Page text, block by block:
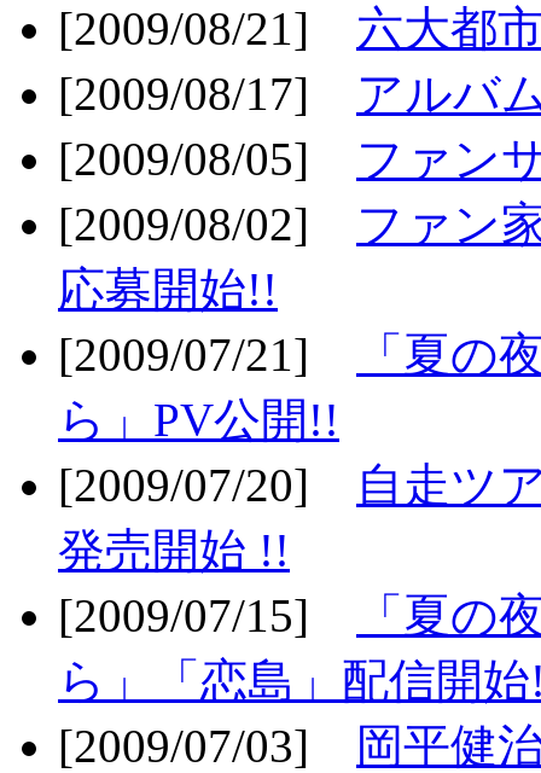
[2009/08/21] 六大都
[2009/08/17] アルバ
[2009/08/05] ファン
[2009/08/02] ファン
応募開始!!
[2009/07/21]
「夏の
ら」PV公開!!
[2009/07/20]
自走ツ
発売開始 !!
[2009/07/15]
「夏の
ら」「恋島」配信開
[2009/07/03]
岡平健